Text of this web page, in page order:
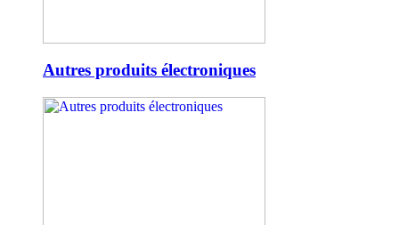
Autres produits électroniques